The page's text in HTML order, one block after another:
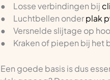
● Losse verbindingen bij
● Luchtbellen onderplak
● Versnelde slijtage op
● Kraken of piepen bij het
Een goede basis is dus